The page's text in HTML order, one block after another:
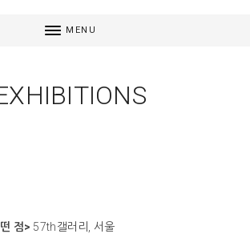
MENU
점> 57th갤러리, 서울